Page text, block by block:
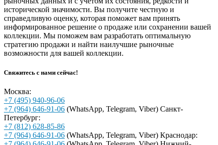
исторической значимости. Вы получите честную и
справедливую оценку, которая поможет вам принять
информированное решение о продаже или сохранении вашей
коллекции. Мы поможем вам разработать оптимальную
стратегию продажи и найти наилучшие рыночные
возможности для вашей коллекции.
Свяжитесь с нами сейчас!
Москва:
+7 (495) 940-96-06
+7 (964) 646-91-06 (WhatsApp, Telegram, Viber) Санкт-
Петербург:
+7 (812) 628-85-86
+7 (964) 646-91-06 (WhatsApp, Telegram, Viber) Краснодар: